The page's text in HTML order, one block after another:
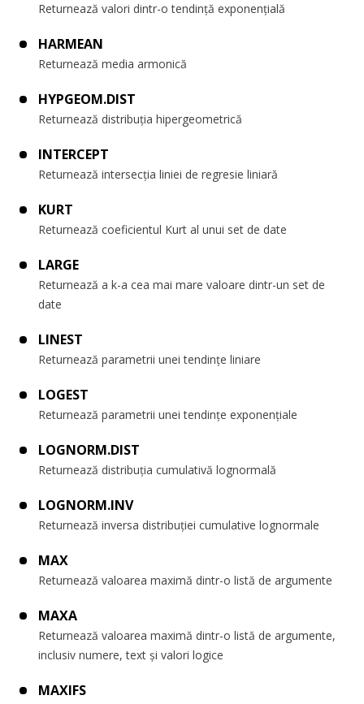
Returnează valori dintr-o tendință exponențială
HARMEAN
Returnează media armonică
HYPGEOM.DIST
Returnează distribuția hipergeometrică
INTERCEPT
Returnează intersecția liniei de regresie liniară
KURT
Returnează coeficientul Kurt al unui set de date
LARGE
Returnează a k-a cea mai mare valoare dintr-un set de
date
LINEST
Returnează parametrii unei tendințe liniare
LOGEST
Returnează parametrii unei tendințe exponențiale
LOGNORM.DIST
Returnează distribuția cumulativă lognormală
LOGNORM.INV
Returnează inversa distribuției cumulative lognormale
MAX
Returnează valoarea maximă dintr-o listă de argumente
MAXA
Returnează valoarea maximă dintr-o listă de argumente,
inclusiv numere, text și valori logice
MAXIFS